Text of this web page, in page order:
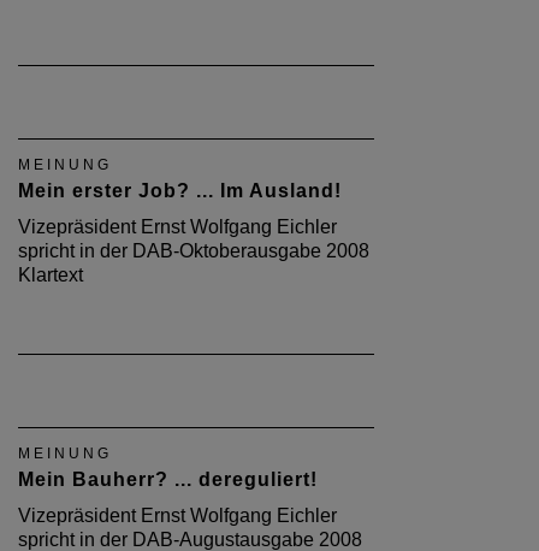
MEINUNG
Mein erster Job? ... Im Ausland!
Vizepräsident Ernst Wolfgang Eichler
spricht in der DAB-Oktoberausgabe 2008
Klartext
MEINUNG
Mein Bauherr? ... dereguliert!
Vizepräsident Ernst Wolfgang Eichler
spricht in der DAB-Augustausgabe 2008